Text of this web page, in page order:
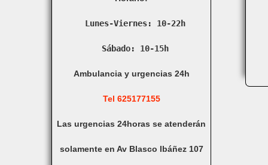
Lunes-Viernes: 10-22h
Ambulancia y urgencias 24h
Tel 625177155
Las urgencias 24horas se atenderán
solamente en Av Blasco Ibáñez 107